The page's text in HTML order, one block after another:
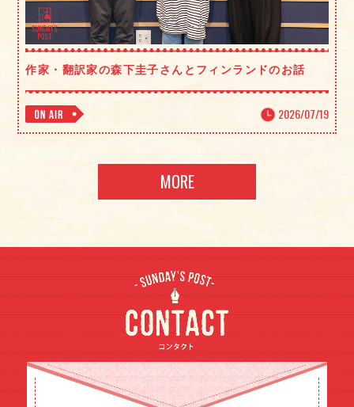
作家・翻訳家の森下圭子さんとフィンランドのお話
2026/07/19
MORE